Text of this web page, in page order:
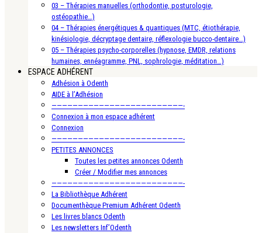
03 – Thérapies manuelles (orthodontie, posturologie,
ostéopathie…)
04 – Thérapies énergétiques & quantiques (MTC, étiothérapie,
kinésiologie, décryptage dentaire, réflexologie bucco-dentaire…)
05 – Thérapies psycho-corporelles (hypnose, EMDR, relations
humaines, ennéagramme, PNL, sophrologie, méditation…)
ESPACE ADHÉRENT
Adhésion à Odenth
AIDE à l’Adhésion
—————————————————————————-
Connexion à mon espace adhérent
Connexion
—————————————————————————-
PETITES ANNONCES
Toutes les petites annonces Odenth
Créer / Modifier mes annonces
—————————————————————————-
La Bibliothèque Adhérent
Documenthèque Premium Adhérent Odenth
Les livres blancs Odenth
Les newsletters Inf’Odenth